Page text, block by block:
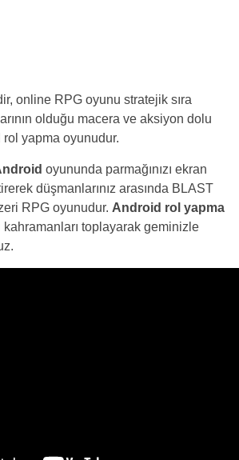
online RPG oyunu stratejik sıra
olduğu macera ve aksiyon dolu
yapma oyunudur.
oyununda parmağınızı ekran
düşmanlarınız arasında BLAST
RPG oyunudur. Android rol yapma
toplayarak geminizle